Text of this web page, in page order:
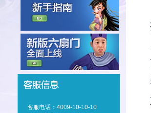
客服电话：4009-10-10-10